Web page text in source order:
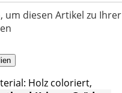
um diesen Artikel zu Ihrer
Holz coloriert,